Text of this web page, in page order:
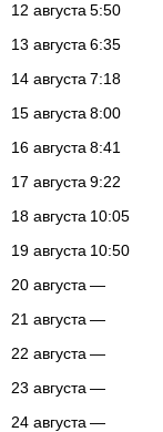
12 августа 5:50
13 августа 6:35
14 августа 7:18
15 августа 8:00
16 августа 8:41
17 августа 9:22
18 августа 10:05
19 августа 10:50
20 августа —
21 августа —
22 августа —
23 августа —
24 августа —